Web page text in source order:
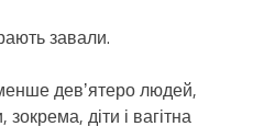
завали.
девʼятеро людей,
діти і вагітна